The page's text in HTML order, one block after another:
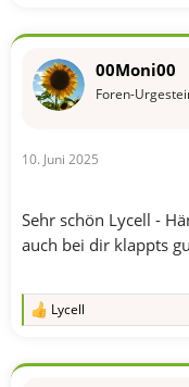
k
o
:
00Moni00
Foren-
10. Juni 2025
Sehr schön Lycell -
auch bei dir klappts
R
k
Lycell